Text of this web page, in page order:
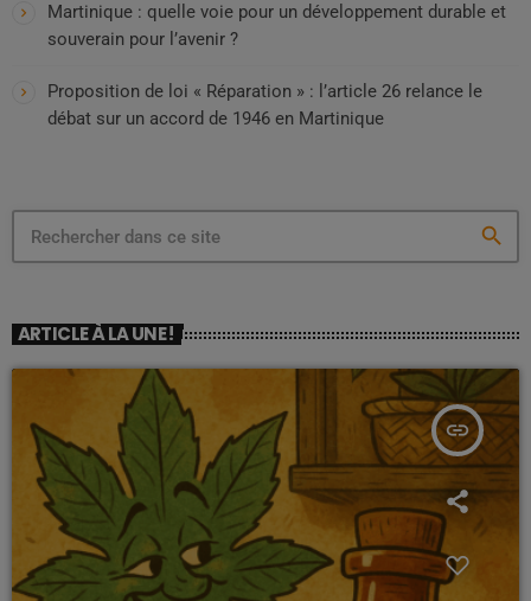
Martinique : quelle voie pour un développement durable et
souverain pour l’avenir ?
Proposition de loi « Réparation » : l’article 26 relance le
débat sur un accord de 1946 en Martinique
search
ARTICLE À LA UNE !
insert_link